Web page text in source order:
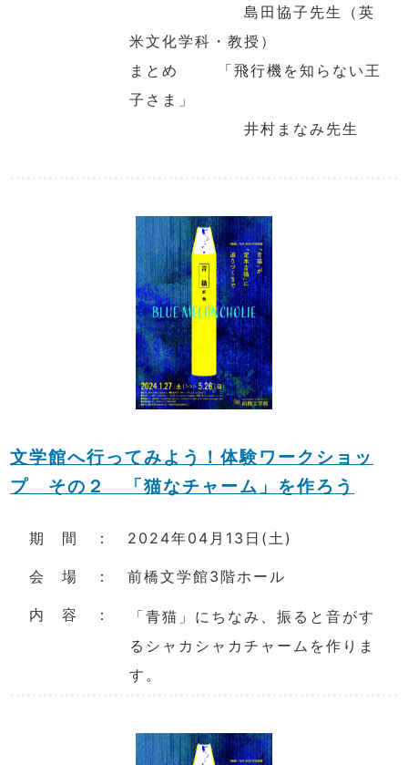
島田協子先生（英
米文化学科・教授）
まとめ 「飛行機を知らない王
子さま」
井村まなみ先生
文学館へ行ってみよう！体験ワークショッ
プ その２ 「猫なチャーム」を作ろう
期 間 ： 2024年04月13日(土)
会 場 ： 前橋文学館3階ホール
内 容 ：
「青猫」にちなみ、振ると音がす
るシャカシャカチャームを作りま
す。